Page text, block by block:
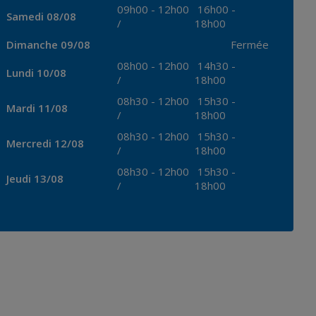
Samedi 08/08 09h00 - 12h00
/
16h00 -
18h00
Dimanche 09/08
Fermée
Lundi 10/08
08h00 - 12h00
/
14h30 -
18h00
Mardi 11/08
08h30 - 12h00
/
15h30 -
18h00
Mercredi 12/08
08h30 - 12h00
/
15h30 -
18h00
Jeudi 13/08
08h30 - 12h00
/
15h30 -
18h00